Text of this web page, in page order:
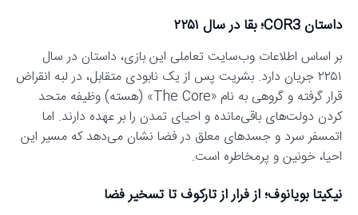
داستان COR3؛ بقا در سال ۲۲۵۱
بر اساس اطلاعات وب‌سایت تعاملی این بازی، داستان در سال
۲۲۵۱ جریان دارد. بشریت پس از یک نابودی متقابل، در لبه انقراض
قرار گرفته و گروهی به نام «The Core» (هسته) وظیفه متحد
کردن دولت‌های باقی‌مانده و احیای تمدن را بر عهده دارند. اما
اتمسفر سرد و جسدهای معلق در فضا نشان می‌دهد که مسیر این
احیا، خونین و پرمخاطره است.
نیکیتا بویانوف؛ از فرار از تارکوف تا تسخیر فضا